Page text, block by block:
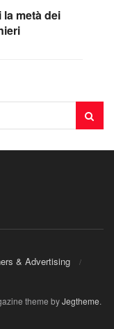
metà dei
& Advertising
theme byJegtheme.